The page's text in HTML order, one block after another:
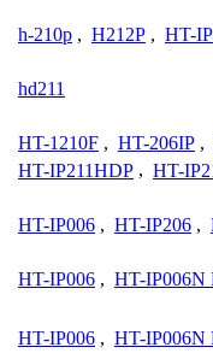
h-210p , H212P , HT-
hd211
HT-1210F , HT-206IP ,
HT-IP211HDP , HT-
HT-IP006 , HT-IP206 ,
HT-IP006 , HT-IP006N
HT-IP006 , HT-IP006N